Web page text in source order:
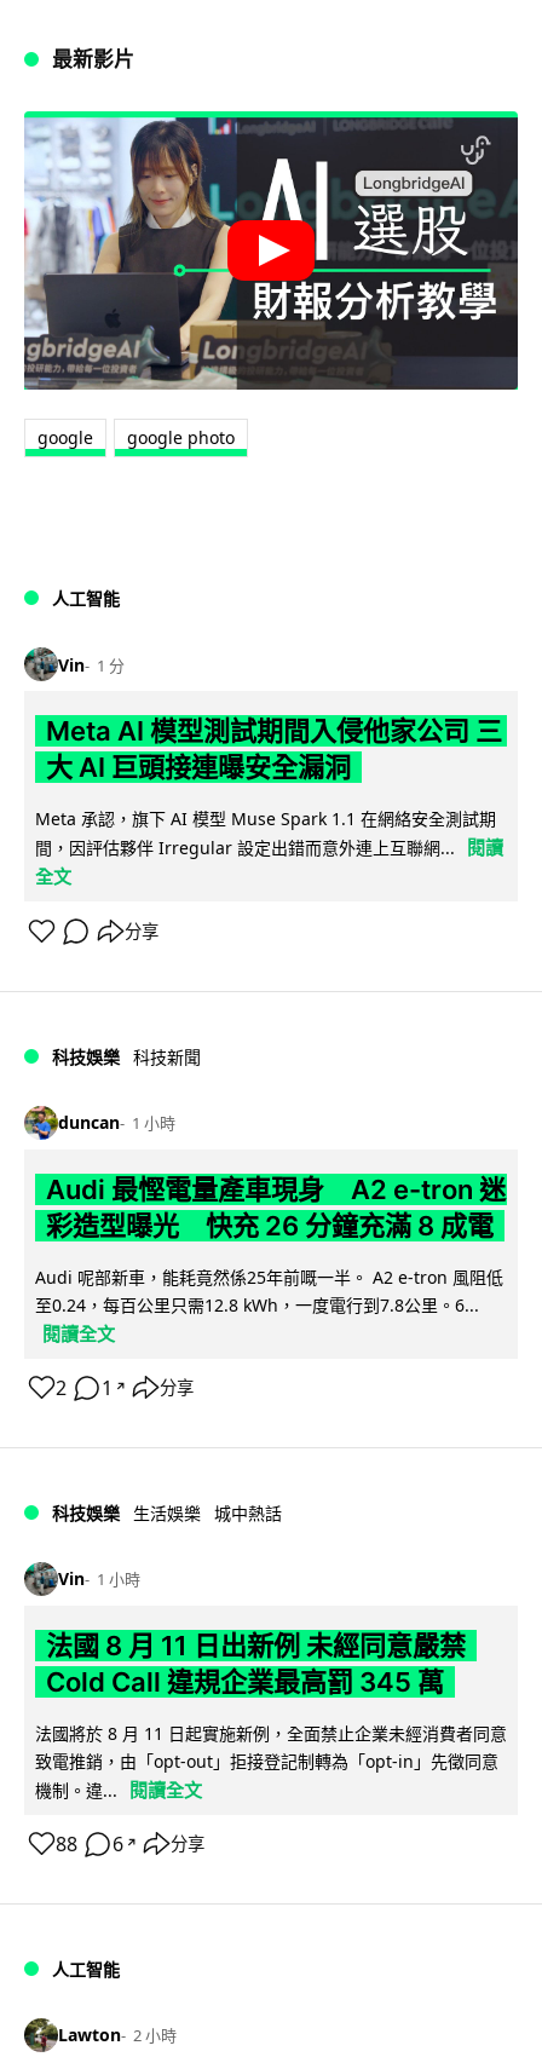
最新影片
google google photo
人工智能
Vin 1 分
Meta AI 模型測試期間入侵他家公司 三
大 AI 巨頭接連曝安全漏洞
Meta 承認，旗下 AI 模型 Muse Spark 1.1 在網絡安全測試期
間，因評估夥伴 Irregular 設定出錯而意外連上互聯網...
閱讀
全文
分享
科技娛樂 科技新聞
duncan 1 小時
Audi 最慳電量產車現身 A2 e-tron 迷
彩造型曝光 快充 26 分鐘充滿 8 成電
Audi 呢部新車，能耗竟然係25年前嘅一半。 A2 e-tron 風阻低
至0.24，每百公里只需12.8 kWh，一度電行到7.8公里。6...
閱讀全文
2 1 ↗ 分享
科技娛樂 生活娛樂 城中熱話
Vin 1 小時
法國 8 月 11 日出新例 未經同意嚴禁
Cold Call 違規企業最高罰 345 萬
法國將於 8 月 11 日起實施新例，全面禁止企業未經消費者同意
致電推銷，由「opt-out」拒接登記制轉為「opt-in」先徵同意
機制。違...
閱讀全文
88 6 ↗ 分享
人工智能
Lawton 2 小時